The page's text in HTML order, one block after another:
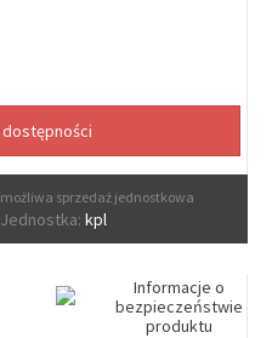
możliwa sprzedaż jednostkowa
Jednostka: kpl
Informacje o
bezpieczeństwie
produktu